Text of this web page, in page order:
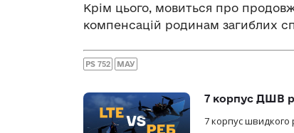
Крім цього, мовиться про
компенсацій родинам загиблих
PS 752 МАУ
7 корпус ДШВ
7 корпус швидкого